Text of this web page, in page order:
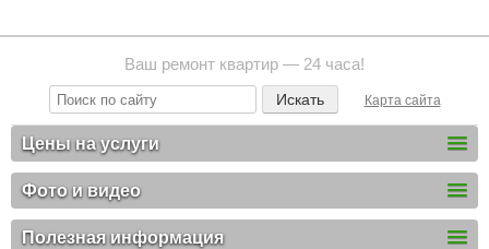
Ваш ремонт квартир — 24 часа!
Карта сайта
Цены на услуги
Фото и видео
Полезная информация